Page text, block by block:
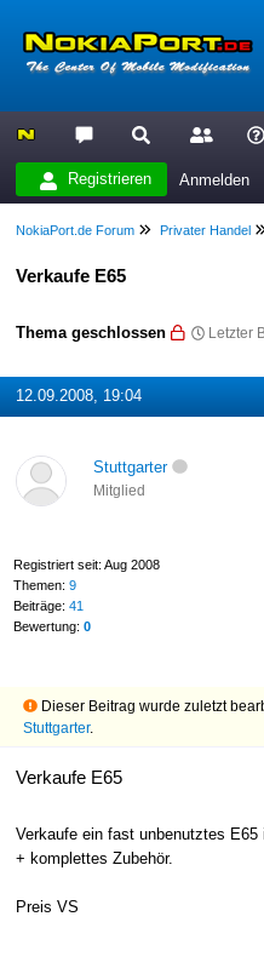
Registrieren Anmelden
NokiaPort.de Forum Privater Handel
Verkaufe E65
Thema geschlossen Letzter
12.09.2008, 19:04
Stuttgarter
Mitglied
Registriert seit: Aug 2008
Themen: 9
Beiträge: 41
Bewertung: 0
Dieser Beitrag wurde zuletzt
Stuttgarter.
Verkaufe E65
Verkaufe ein fast unbenutztes
+ komplettes Zubehör.
Preis VS